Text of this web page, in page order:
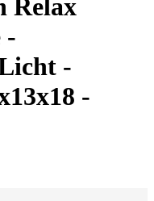
Relax
-
-
-